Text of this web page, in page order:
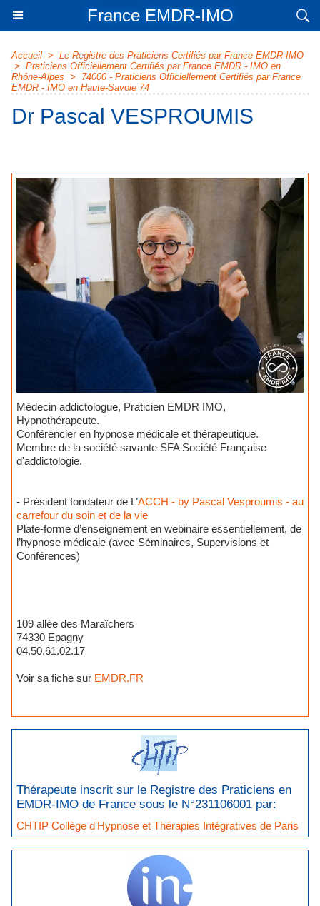
France EMDR-IMO
Accueil > Le Registre des Praticiens Certifiés par France EMDR-IMO
> Praticiens Officiellement Certifiés par France EMDR - IMO en
Rhône-Alpes > 74000 - Praticiens Officiellement Certifiés par France
EMDR - IMO en Haute-Savoie 74
Dr Pascal VESPROUMIS
Médecin addictologue, Praticien EMDR IMO,
Hypnothérapeute.
Conférencier en hypnose médicale et thérapeutique.
Membre de la société savante SFA Société Française
d'addictologie.
- Président fondateur de L’ACCH - by Pascal Vesproumis - au
carrefour du soin et de la vie
Plate-forme d’enseignement en webinaire essentiellement, de
l’hypnose médicale (avec Séminaires, Supervisions et
Conférences)
109 allée des Maraîchers
74330 Epagny
04.50.61.02.17
Voir sa fiche sur EMDR.FR
Thérapeute inscrit sur le Registre des Praticiens en
EMDR-IMO de France sous le N°231106001 par:
CHTIP Collège d'Hypnose et Thérapies Intégratives de Paris